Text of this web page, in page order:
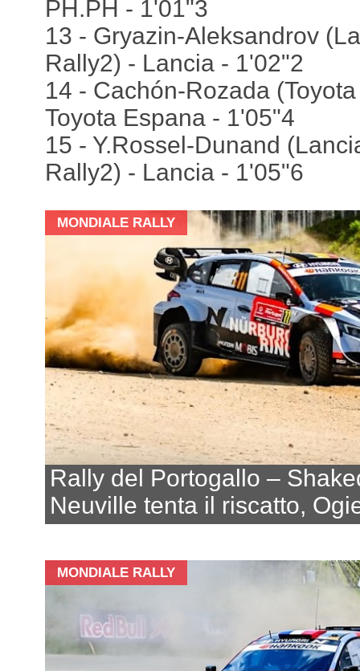
PH.PH - 1'01"3
13 - Gryazin-Aleksandrov
Rally2) - Lancia - 1'02"2
14 - Cachón-Rozada
Toyota Espana - 1'05"4
15 - Y.Rossel-Dunand
Rally2) - Lancia - 1'05"6
MONDIALE RALLY
Rally del Portogallo –
Neuville tenta il riscatto,
MONDIALE RALLY